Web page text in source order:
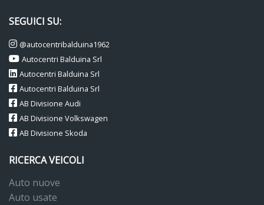
SEGUICI SU:
@autocentribalduina1962
Autocentri Balduina Srl
Autocentri Balduina Srl
Autocentri Balduina Srl
AB Divisione Audi
AB Divisione Volkswagen
AB Divisione Skoda
RICERCA VEICOLI
Auto nuove
Auto usate